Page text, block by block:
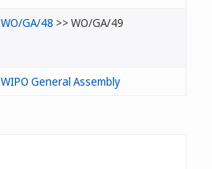
WO/GA/48 >> WO/GA/49
WIPO General Assembly